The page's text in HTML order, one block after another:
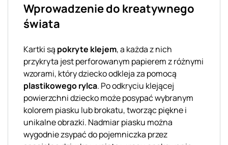
Wprowadzenie do kreatywnego
świata
Kartki są pokryte klejem, a każda z nich
przykryta jest perforowanym papierem z różnymi
wzorami, który dziecko odkleja za pomocą
plastikowego rylca. Po odkryciu klejącej
powierzchni dziecko może posypać wybranym
kolorem piasku lub brokatu, tworząc piękne i
unikalne obrazki. Nadmiar piasku można
wygodnie zsypać do pojemniczka przez